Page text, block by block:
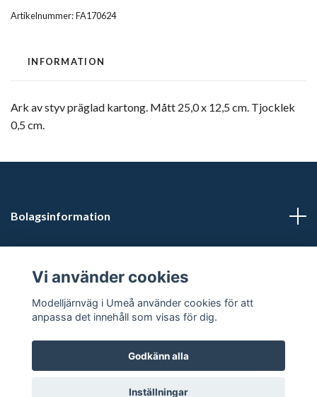
Artikelnummer:FA170624
INFORMATION
Ark av styv präglad kartong. Mått 25,0 x 12,5 cm. Tjocklek
0,5 cm.
Bolagsinformation
Butikstider: Vardagar kl 12.00-15.00. Övrig tid efter
överenskommelse.
© 2026 Modelljärnväg i Umeå
Vi använder cookies
Modelljärnväg i Umeå använder cookies för att
anpassa det innehåll som visas för dig.
Godkänn alla
Inställningar